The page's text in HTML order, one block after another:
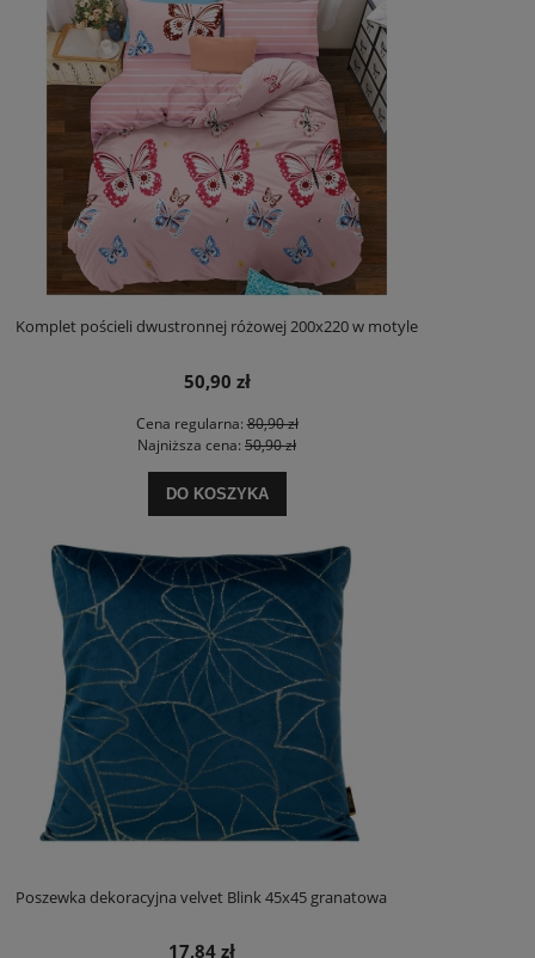
Komplet pościeli dwustronnej różowej 200x220 w motyle
50,90 zł
Cena regularna:80,90 zł
Najniższa cena: 50,90 zł
DO KOSZYKA
Poszewka dekoracyjna velvet Blink 45x45 granatowa
17,84 zł